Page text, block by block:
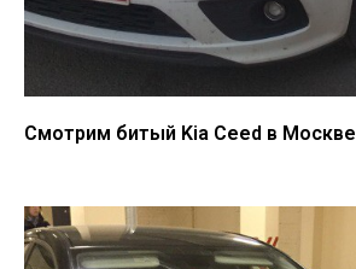
Смотрим битый Kia Ceed в Москве